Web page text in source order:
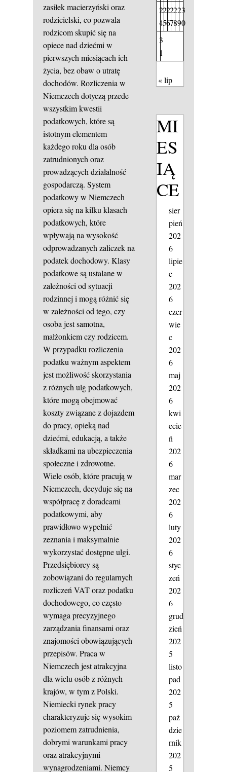
zasiłek macierzyński oraz
rodzicielski, co pozwala
rodzicom skupić się na
opiece nad dziećmi w
pierwszych miesiącach ich
życia, bez obaw o utratę
dochodów. Rozliczenia w
Niemczech dotyczą przede
wszystkim kwestii
podatkowych, które są
istotnym elementem
każdego roku dla osób
zatrudnionych oraz
prowadzących działalność
gospodarczą. System
podatkowy w Niemczech
opiera się na kilku klasach
podatkowych, które
wpływają na wysokość
odprowadzanych zaliczek na
podatek dochodowy. Klasy
podatkowe są ustalane w
zależności od sytuacji
rodzinnej i mogą różnić się
w zależności od tego, czy
osoba jest samotna,
małżonkiem czy rodzicem.
W przypadku rozliczenia
podatku ważnym aspektem
jest możliwość skorzystania
z różnych ulg podatkowych,
które mogą obejmować
koszty związane z dojazdem
do pracy, opieką nad
dziećmi, edukacją, a także
składkami na ubezpieczenia
społeczne i zdrowotne.
Wiele osób, które pracują w
Niemczech, decyduje się na
współpracę z doradcami
podatkowymi, aby
prawidłowo wypełnić
zeznania i maksymalnie
wykorzystać dostępne ulgi.
Przedsiębiorcy są
zobowiązani do regularnych
rozliczeń VAT oraz podatku
dochodowego, co często
wymaga precyzyjnego
zarządzania finansami oraz
znajomości obowiązujących
przepisów. Praca w
Niemczech jest atrakcyjna
dla wielu osób z różnych
krajów, w tym z Polski.
Niemiecki rynek pracy
charakteryzuje się wysokim
poziomem zatrudnienia,
dobrymi warunkami pracy
oraz atrakcyjnymi
wynagrodzeniami. Niemcy
2
4
2
5
2
6
2
7
2
8
2
9
3
0
3
1
« lip
MI
ES
IĄ
CE
sier
pień
202
6
lipie
c
202
6
czer
wie
c
202
6
maj
202
6
kwi
ecie
ń
202
6
mar
zec
202
6
luty
202
6
styc
zeń
202
6
grud
zień
202
5
listo
pad
202
5
paź
dzie
rnik
202
5